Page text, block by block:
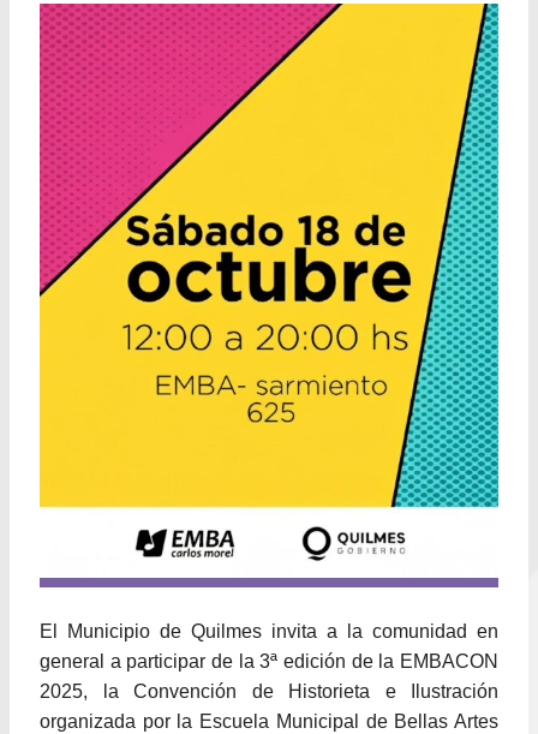
Desarrollo Social
Mujeres y Diversidades
Derechos Humanos
Empleo y Formación Laboral
Internacionales
El Municipio de Quilmes invita a la comunidad en
general a participar de la 3ª edición de la EMBACON
2025, la Convención de Historieta e Ilustración
organizada por la Escuela Municipal de Bellas Artes